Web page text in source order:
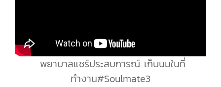
พยาบาลแชร์ประสบการณ์ เก็บนมในที่
ทำงาน#Soulmate3